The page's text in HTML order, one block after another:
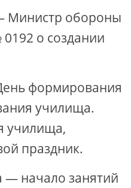
Министр обороны
о создании
формирования
училища.
училища,
праздник.
— начало занятий